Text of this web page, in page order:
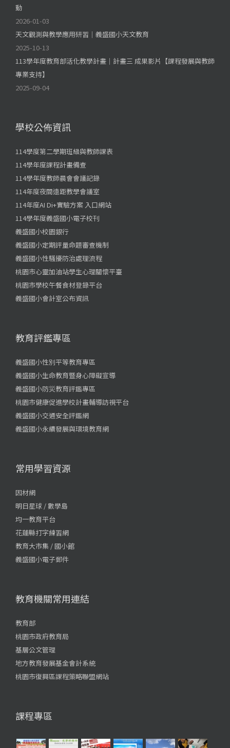
動
2026-01-03
天文觀測與教學應用研習｜義盛國小天文教育
2025-10-13
113學年度教育部活化教學計畫｜計畫三 成果影片【課程發展與教師
專業支持】
2025-09-04
學校公佈資訊
114學度第二學期班級與教師課表
114學年度課程計畫備查
114學年度教師晨會會議記錄
114年度夜間遠距教學會議室
114年度AI Di+實驗方案 入口網站
114學年度義盛國小電子校刊
義盛國小校園銀行
義盛國小定期評量命題審查機制
義盛國小性騷擾防治處理流程
桃園市心靈加油站學生心理關懷平臺
桃園市學校午餐食材登錄平台
義盛國小會計室公布資訊
教育評鑑專區
義盛國小性別平等教育專區
義盛國小生命教育暨身心障礙宣導
義盛國小防災教育評鑑專區
桃園市健康促進學校計畫輔導訪視平台
義盛國小交通安全評鑑網
義盛國小永續發展與環境教育網
常用學習資源
因材網
明日星球 / 數學島
均一教育平台
花蓮縣打字練習網
教育大市集 / 國小館
義盛國小電子郵件
教育機關常用連結
教育部
桃園市政府教育局
基層公文管理
地方教育發展基金會計系統
桃園市復興區課程策略聯盟網站
課程專區